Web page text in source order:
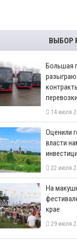
ВЫБОР
Большая
перевозки
14 июля
Оценили
власти
22 июля
На
крае
29 июля